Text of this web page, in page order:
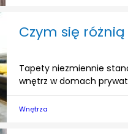
Czym się
Tapety niezmiennie
wnętrz w domach
Wnętrza